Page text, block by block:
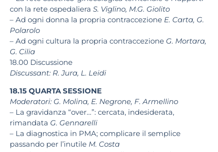
con la rete ospedaliera S. Viglino, M.G. Giolito
– Ad ogni donna la propria contraccezione E. Carta, G.
Polarolo
– Ad ogni cultura la propria contraccezione G. Mortara,
G. Cilia
18.00 Discussione
Discussant: R. Jura, L. Leidi
18.15 QUARTA SESSIONE
Moderatori: G. Molina, E. Negrone, F. Armellino
– La gravidanza “over…”: cercata, indesiderata,
rimandata G. Gennarelli
– La diagnostica in PMA; complicare il semplice
passando per l’inutile M. Costa